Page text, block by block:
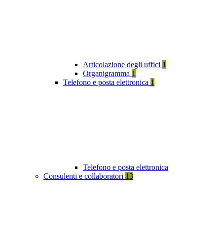
Articolazione degli uffici 1
Organigramma 1
Telefono e posta elettronica 1
Telefono e posta elettronica
Consulenti e collaboratori 13